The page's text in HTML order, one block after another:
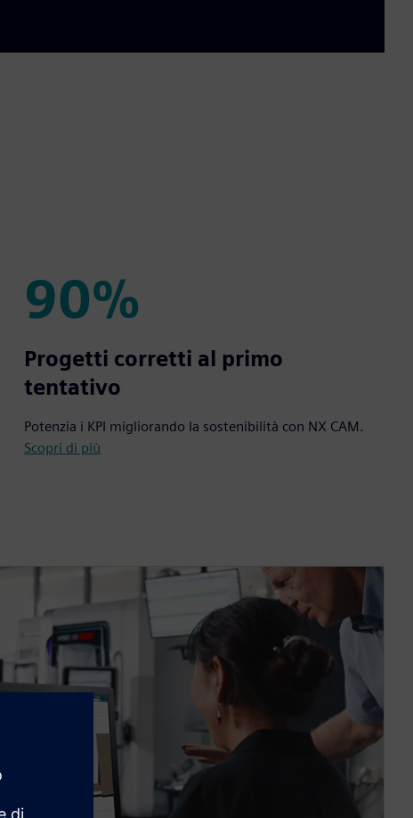
90%
90%
Progetti corretti al primo
tentativo
Potenzia i KPI migliorando la sostenibilità con NX CAM.
Scopri di più